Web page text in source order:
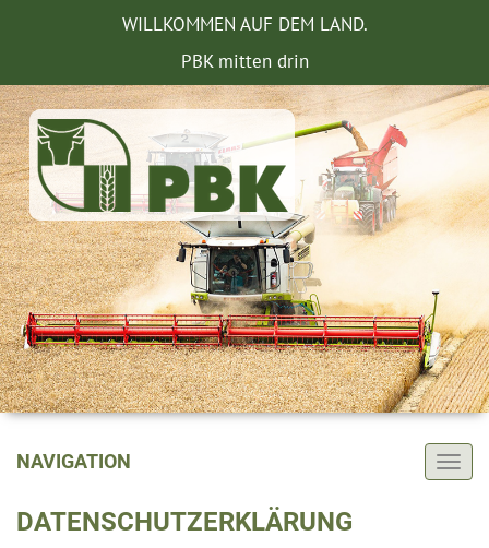
WILLKOMMEN AUF DEM LAND.
PBK mitten drin
NAVIGATION
DATENSCHUTZERKLÄRUNG